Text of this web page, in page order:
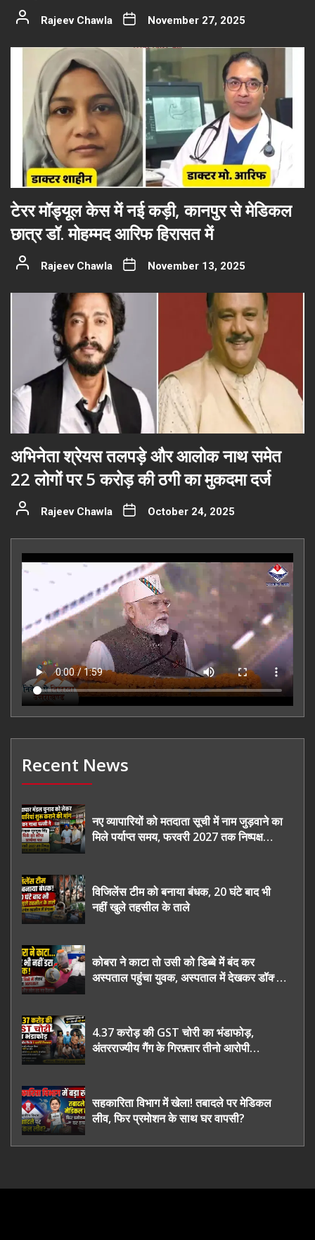
Rajeev Chawla November 27, 2025
टेरर मॉड्यूल केस में नई कड़ी, कानपुर से मेडिकल
छात्र डॉ. मोहम्मद आरिफ हिरासत में
Rajeev Chawla November 13, 2025
अभिनेता श्रेयस तलपड़े और आलोक नाथ समेत
22 लोगों पर 5 करोड़ की ठगी का मुकदमा दर्ज
Rajeev Chawla October 24, 2025
Recent News
नए व्यापारियों को मतदाता सूची में नाम जुड़वाने का
मिले पर्याप्त समय, फरवरी 2027 तक निष्पक्ष
विजिलेंस टीम को बनाया बंधक, 20 घंटे बाद भी
नहीं खुले तहसील के ताले
कोबरा ने काटा तो उसी को डिब्बे में बंद कर
अस्पताल पहुंचा युवक, अस्पताल में देखकर डॉक्टर
4.37 करोड़ की GST चोरी का भंडाफोड़,
अंतरराज्यीय गैंग के गिरफ़्तार तीनो आरोपी
सहकारिता विभाग में खेला! तबादले पर मेडिकल
लीव, फिर प्रमोशन के साथ घर वापसी?